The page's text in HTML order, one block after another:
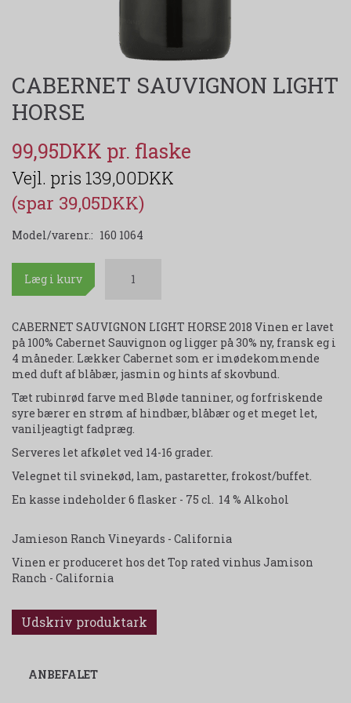
CABERNET SAUVIGNON LIGHT
HORSE
99,95DKK
139,00DKK
(spar 39,05DKK)
Model/varenr.: 160 1064
Læg i kurv
CABERNET SAUVIGNON LIGHT HORSE 2018 Vinen er lavet
på 100% Cabernet Sauvignon og ligger på 30% ny, fransk eg i
4 måneder. Lækker Cabernet som er imødekommende
med duft af blåbær, jasmin og hints af skovbund.
Tæt rubinrød farve med Bløde tanniner, og forfriskende
syre bærer en strøm af hindbær, blåbær og et meget let,
vaniljeagtigt fadpræg.
Serveres let afkølet ved 14-16 grader.
Velegnet til svinekød, lam, pastaretter, frokost/buffet.
En kasse indeholder 6 flasker - 75 cl. 14 % Alkohol
Jamieson Ranch Vineyards - California
Vinen er produceret hos det Top rated vinhus Jamison
Ranch - California
Udskriv produktark
ANBEFALET